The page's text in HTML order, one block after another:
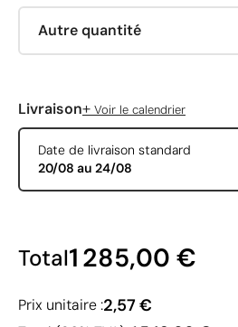
Autre quantité
Livraison+ Voir le calendrier
Date de livraison standard
20/08 au 24/08
Total1 285,00 €
Prix unitaire :2,57 €